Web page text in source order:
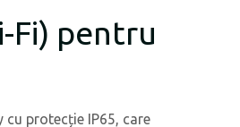
Fi) pentru
protecție IP65, care